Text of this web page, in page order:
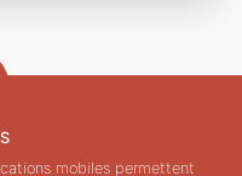
mobiles permettent